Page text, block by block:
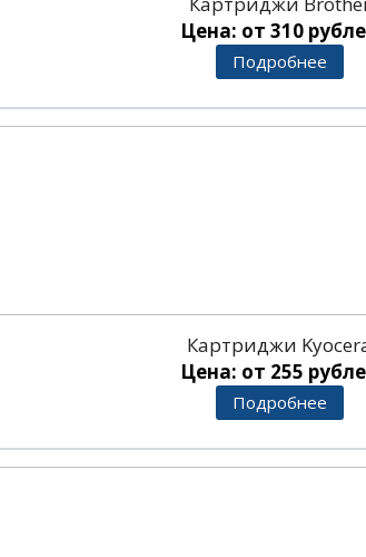
Цена: от 310
Подробнее
Картриджи
Цена: от 255
Подробнее